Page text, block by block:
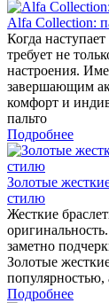
Alfa Collection:
Когда
требует не
настроения.
завершающим
комфорт и
пальто
Подробнее
Золотые
стилю
Жесткие
заметно
Золотые
популярностью,
Подробнее